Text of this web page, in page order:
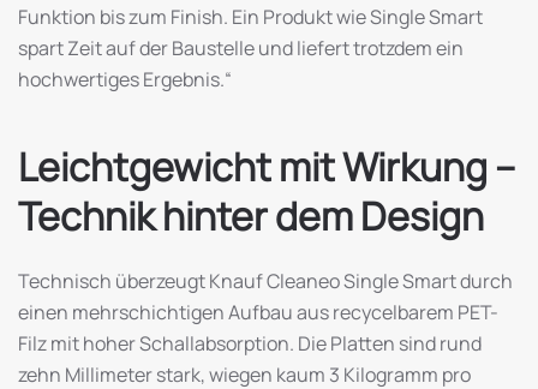
Funktion bis zum Finish. Ein Produkt wie Single Smart
spart Zeit auf der Baustelle und liefert trotzdem ein
hochwertiges Ergebnis.“
Leichtgewicht mit Wirkung –
Technik hinter dem Design
Technisch überzeugt Knauf Cleaneo Single Smart durch
einen mehrschichtigen Aufbau aus recycelbarem PET-
Filz mit hoher Schallabsorption. Die Platten sind rund
zehn Millimeter stark, wiegen kaum 3 Kilogramm pro